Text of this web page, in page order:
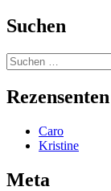
Suchen
Suchen
nach:
Rezensenten
Caro
Kristine
Meta